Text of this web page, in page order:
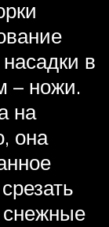
в
– ножи.
на
она
снежные